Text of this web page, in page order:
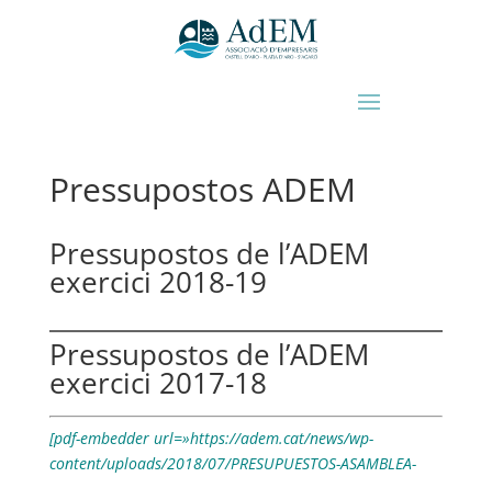
Pressupostos ADEM
Pressupostos de l’ADEM
exercici 2018-19
Pressupostos de l’ADEM
exercici 2017-18
[pdf-embedder url=»https://adem.cat/news/wp-
content/uploads/2018/07/PRESUPUESTOS-ASAMBLEA-